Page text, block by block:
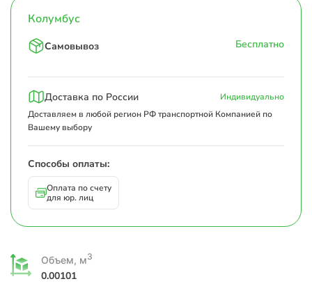
Колумбус
Самовывоз Бесплатно
Доставка по России
Индивидуально
Доставляем в любой регион РФ транспортной Компанией по
Вашему выбору
Способы оплаты:
Оплата по счету
для юр. лиц
Объем, м3
0.00101